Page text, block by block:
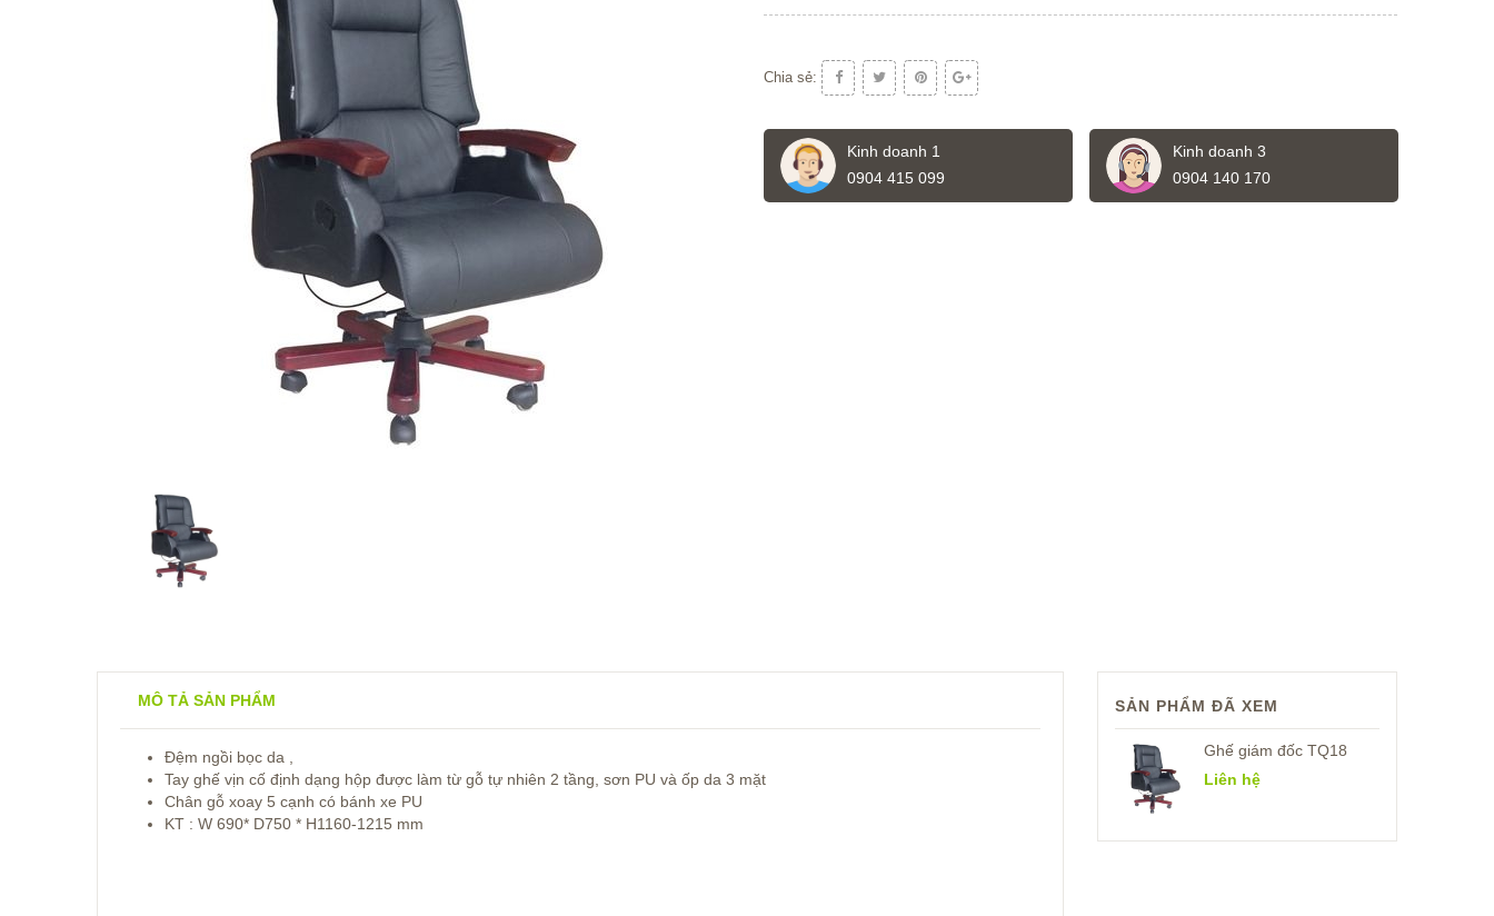
Chia sẻ:
Kinh doanh 1
0904 415 099
Kinh doanh 3
0904 140 170
MÔ TẢ SẢN PHẨM
Đệm ngồi bọc da ,
Tay ghế vịn cố định dạng hộp được làm từ gỗ tự nhiên 2 tầng, sơn PU và ốp da 3 mặt
Chân gỗ xoay 5 cạnh có bánh xe PU
KT : W 690* D750 * H1160-1215 mm
SẢN PHẨM ĐÃ XEM
Ghế giám đốc TQ18
Liên hệ